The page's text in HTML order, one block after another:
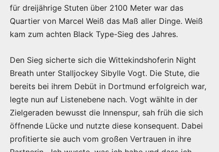
für dreijährige Stuten über 2100 Meter war das
Quartier von Marcel Weiß das Maß aller Dinge. Weiß
kam zum achten Black Type-Sieg des Jahres.
Den Sieg sicherte sich die Wittekindshoferin Night
Breath unter Stalljockey Sibylle Vogt. Die Stute, die
bereits bei ihrem Debüt in Dortmund erfolgreich war,
legte nun auf Listenebene nach. Vogt wählte in der
Zielgeraden bewusst die Innenspur, sah früh die sich
öffnende Lücke und nutzte diese konsequent. Dabei
profitierte sie auch vom großen Vertrauen in ihre